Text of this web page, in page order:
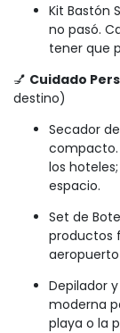
Kit Bastón
no pasó.
tener que
💅 Cuidado
destino)
Secador
compacto.
los
espacio.
Set de
productos
Depilador
moderna
playa o la